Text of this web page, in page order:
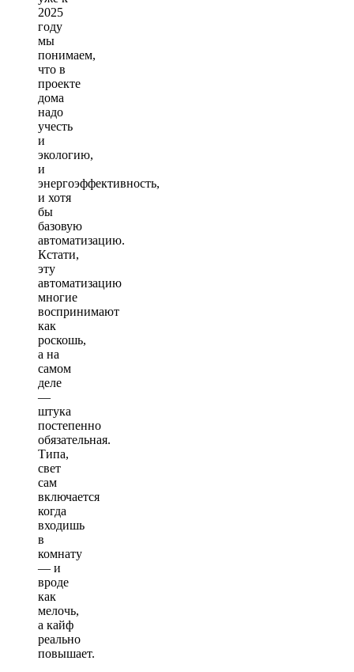
2025
году
мы
понимаем,
что в
проекте
дома
надо
учесть
и
экологию,
и
энергоэффективность,
и хотя
бы
базовую
автоматизацию.
Кстати,
эту
автоматизацию
многие
воспринимают
как
роскошь,
а на
самом
деле
—
штука
постепенно
обязательная.
Типа,
свет
сам
включается
когда
входишь
в
комнату
— и
вроде
как
мелочь,
а кайф
реально
повышает.